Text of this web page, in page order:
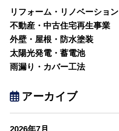
リフォーム・リノベーション
不動産・中古住宅再生事業
外壁・屋根・防水塗装
太陽光発電・蓄電池
雨漏り・カバー工法
アーカイブ